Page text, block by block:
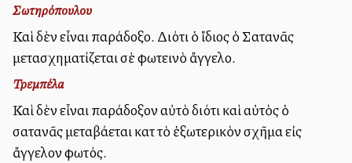
Σωτηρόπουλου
Καὶ δὲν εἶναι παράδοξο. Διότι ὁ ἴδιος ὁ Σατανᾶς
μετασχηματίζεται σὲ φωτεινὸ ἄγγελο.
Τρεμπέλα
Καὶ δὲν εἶναι παράδοξον αὐτὸ διότι καὶ αὐτὸς ὁ
σατανᾶς μεταβάλλεται κατὰ τὸ ἐξωτερικὸν σχῆμα εἰς
ἄγγελον φωτός.